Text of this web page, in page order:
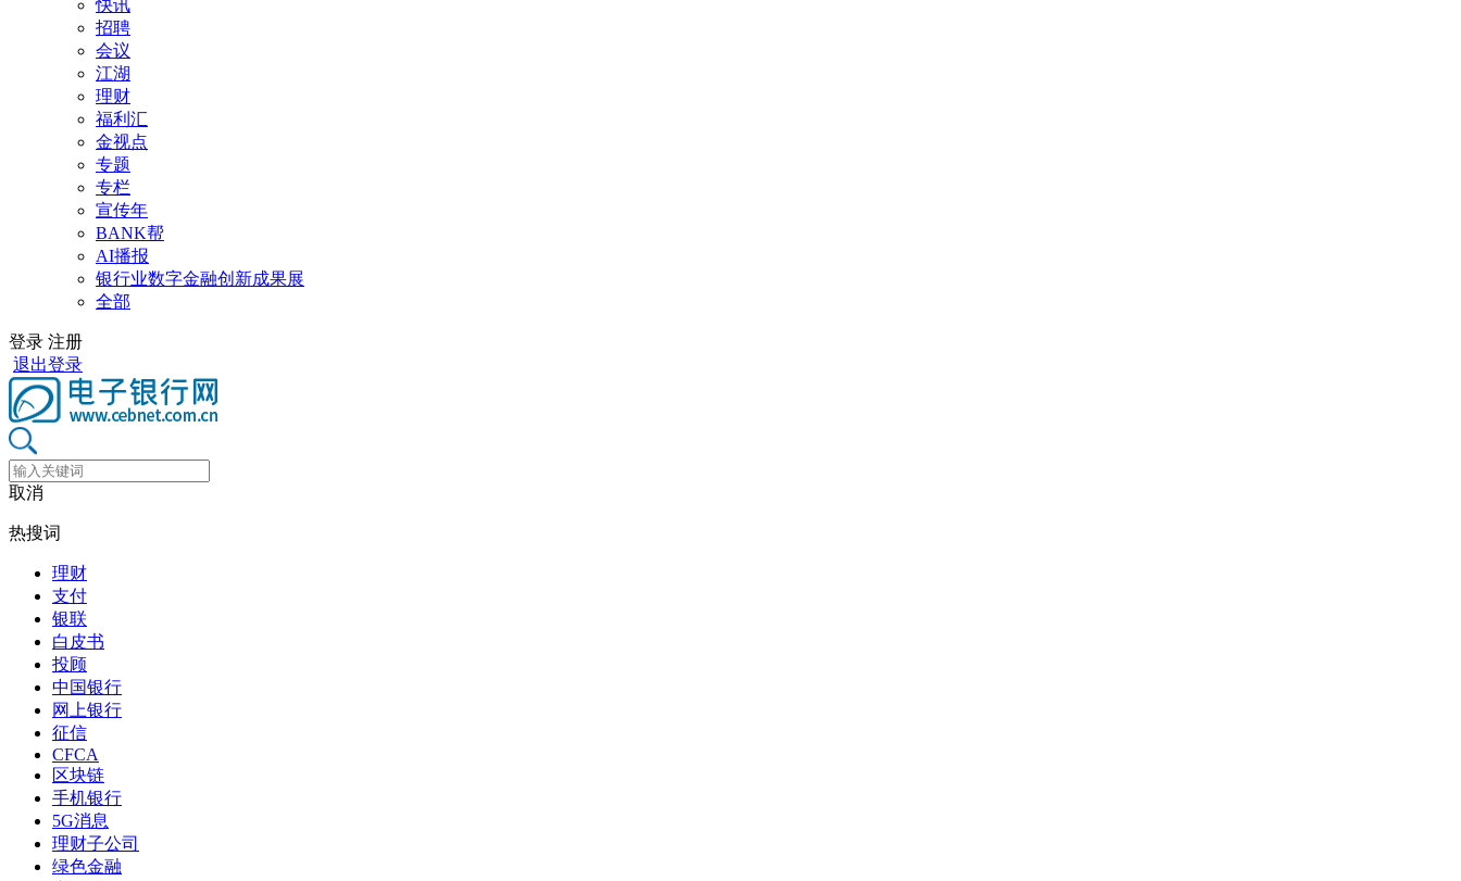
快讯
招聘
会议
江湖
理财
福利汇
金视点
专题
专栏
宣传年
BANK帮
AI播报
银行业数字金融创新成果展
全部
登录 注册
退出登录
取消
热搜词
理财
支付
银联
白皮书
投顾
中国银行
网上银行
征信
CFCA
区块链
手机银行
5G消息
理财子公司
绿色金融